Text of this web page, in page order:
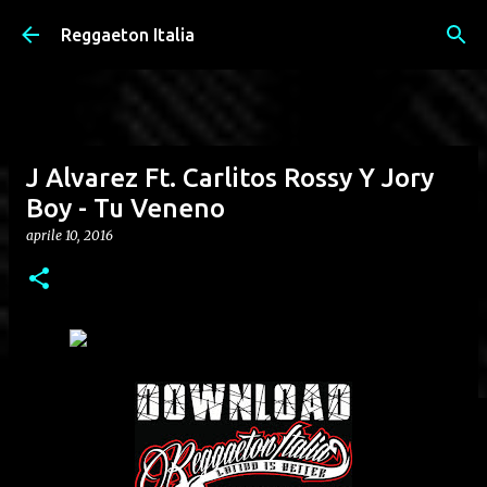
Passa ai contenuti principali
Reggaeton Italia
J Alvarez Ft. Carlitos Rossy Y Jory
Boy - Tu Veneno
aprile 10, 2016